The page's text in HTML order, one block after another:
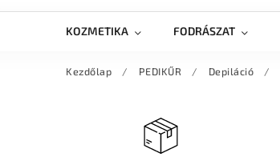
KOZMETIKA FODRÁSZAT
Kezdőlap / PEDIKŰR / Depiláció /